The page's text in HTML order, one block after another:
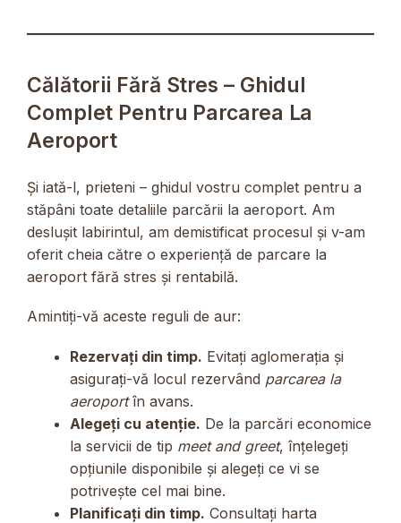
Călătorii Fără Stres – Ghidul
Complet Pentru Parcarea La
Aeroport
Și iată-l, prieteni – ghidul vostru complet pentru a
stăpâni toate detaliile parcării la aeroport. Am
deslușit labirintul, am demistificat procesul și v-am
oferit cheia către o experiență de parcare la
aeroport fără stres și rentabilă.
Amintiți-vă aceste reguli de aur:
Rezervați din timp. Evitați aglomerația și
asigurați-vă locul rezervând parcarea la
aeroportîn avans.
Alegeți cu atenție. De la parcări economice
la servicii de tip meet and greet, înțelegeți
opțiunile disponibile și alegeți ce vi se
potrivește cel mai bine.
Planificați din timp. Consultați harta